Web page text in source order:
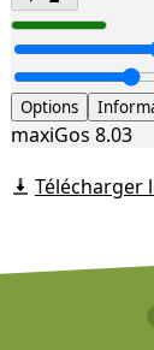
Options
maxiGos 8.03
Télécharger